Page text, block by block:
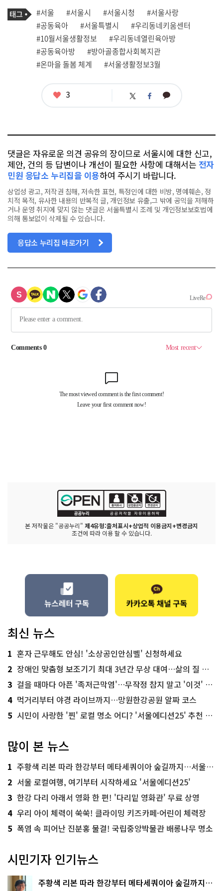
기
사
관
련
태
그
태
그
#서울 #서울시 #서울시청
#서울사랑
#공동육아
#서울특별시
#우리동네키움센터
#10월서울생활정보
#우리동네열린육아방
#공동육아방
#방아골종합사회복지관
#온마을 돌봄 체계
#서울생활정보3월
좋
3 트 페 카
댓글은 자유로운 의견 공유의 장이므로 서울시에 대한 신고,
제안, 건의 등 답변이나 개선이 필요한 사항에 대해서는 전자
민원 응답소 누리집을 이용하여 주시기 바랍니다.
상업성 광고, 저작권 침해, 저속한 표현, 특정인에 대한 비방, 명예훼손, 정
치적 목적, 유사한 내용의 반복적 글, 개인정보 유출,그 밖에 공익을 저해하
거나 운영 취지에 맞지 않는 댓글은 서울특별시 조례 및 개인정보보호법에
의해 통보없이 삭제될 수 있습니다.
응답소 누리집 바로가기
본 저작물은 "공공누리" 제4유형:출처표시+상업적 이용금지+변경금지
조건에 따라 이용 할 수 있습니다.
최신 뉴스
1 혼자 근무해도 안심! '소상공인안심벨' 신청하세요
2 장애인 맞춤형 보조기기 최대 3년간 무상 대여…삶의 질 높인다
3 걸을 때마다 아픈 '족저근막염'…무작정 참지 말고 '이것' 해보세요!
4 먹거리부터 야경 라이브까지…망원한강공원 알짜 코스
5 시민이 사랑한 '찐' 로컬 명소 어디? '서울에디션25' 추천 코스
많이 본 뉴스
1 주황색 리본 따라 한강부터 메타세쿼이아 숲길까지…서울둘레길 15코스
2 서울 로컬여행, 여기부터 시작하세요 '서울에디션25'
3 한강 다리 아래서 영화 한 편! '다리밑 영화관' 무료 상영
4 우리 아이 체력이 쑥쑥! 클라이밍 키즈카페·어린이 체력장
5 폭염 속 피어난 진분홍 물결! 국립중앙박물관 배롱나무 명소
시민기자 인기뉴스
주황색 리본 따라 한강부터 메타세쿼이아 숲길까지…